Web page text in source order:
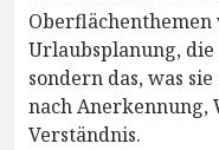
Urlaubsplanung,
sondern das, was
nach Anerkennung,
Verständnis.